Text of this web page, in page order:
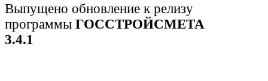
Выпущено обновление к релизу
программы ГОССТРОЙСМЕТА
3.4.1